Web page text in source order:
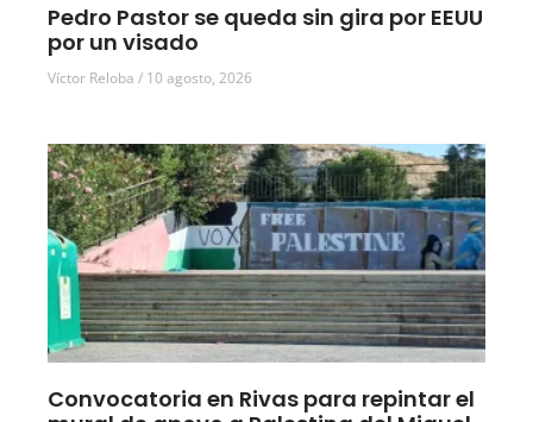
Pedro Pastor se queda sin gira por EEUU
por un visado
Víctor Reloba 10 agosto, 2026
Convocatoria en Rivas para repintar el